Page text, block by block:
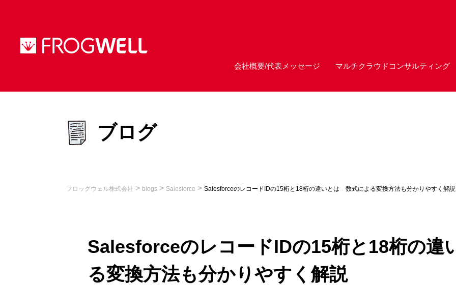
会社概要/代表メッセージ マルチクラウドコンサルティング
ブログ
フロッグウェル株式会社 > blogs > Salesforce > SalesforceのレコードIDの15桁と18桁の違いとは 数式による変換方法も分かりやすく解説
SalesforceのレコードIDの15桁と18桁の
る変換方法も分かりやすく解説